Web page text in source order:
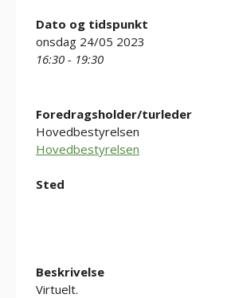
Dato og tidspunkt
onsdag 24/05 2023
16:30 - 19:30
Foredragsholder/turleder
Hovedbestyrelsen
Hovedbestyrelsen
Sted
Beskrivelse
Virtuelt.